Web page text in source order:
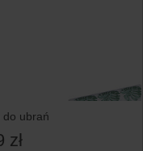
do ubrań
zł